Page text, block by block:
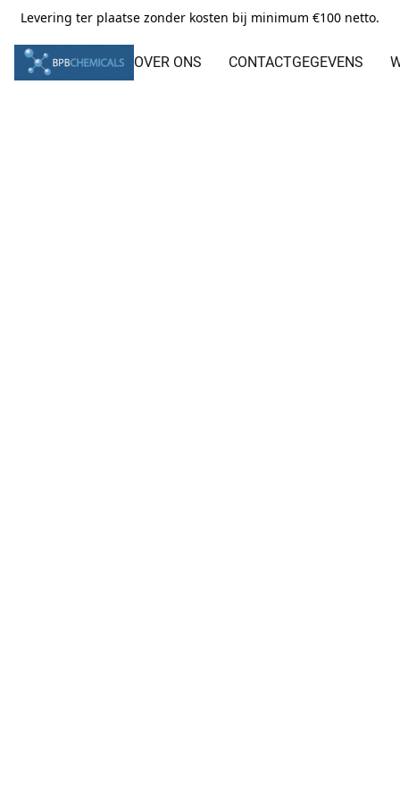
Levering ter plaatse zonder kosten bij minimum €100 netto.
OVER ONS CONTACTGEGEVENS